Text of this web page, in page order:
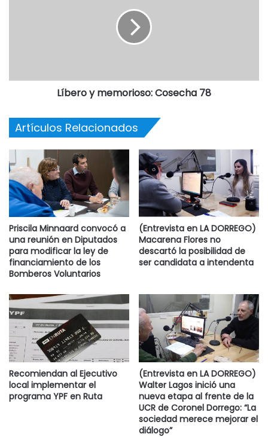
Líbero y memorioso: Cosecha 78
Artículos Relacionados
Priscila Minnaard convocó a
una reunión en Diputados
para modificar la ley de
financiamiento de los
Bomberos Voluntarios
(Entrevista en LA DORREGO)
Macarena Flores no
descartó la posibilidad de
ser candidata a intendenta
Recomiendan al Ejecutivo
local implementar el
programa YPF en Ruta
(Entrevista en LA DORREGO)
Walter Lagos inició una
nueva etapa al frente de la
UCR de Coronel Dorrego: “La
sociedad merece mejorar el
diálogo”